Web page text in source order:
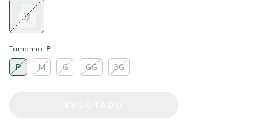
Tamanho: P
P M G GG 3G